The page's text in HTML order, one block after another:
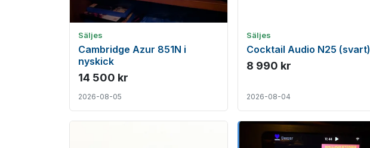
Säljes
Cambridge Azur 851N i
nyskick
14 500 kr
2026-08-05
Säljes
Cocktail Audio N25 (svart)
8 990 kr
2026-08-04